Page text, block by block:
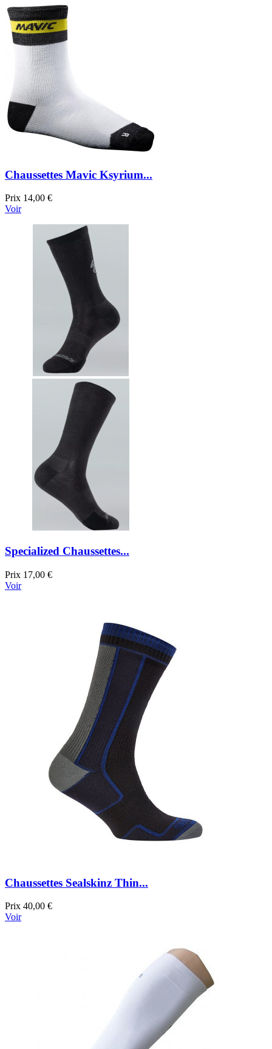
Chaussettes Mavic Ksyrium...
Prix 14,00 €
Voir
Specialized Chaussettes...
Prix 17,00 €
Voir
Chaussettes Sealskinz Thin...
Prix 40,00 €
Voir